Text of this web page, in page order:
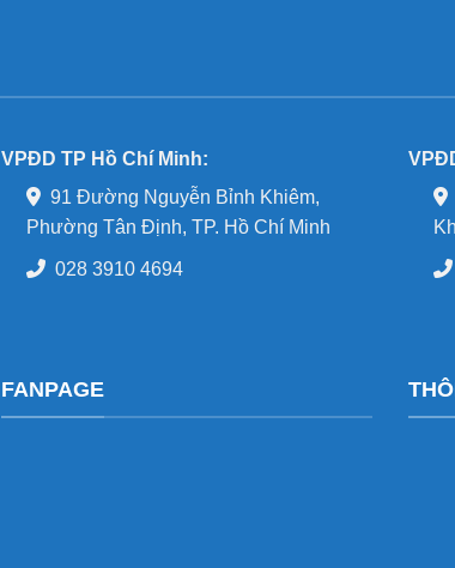
VPĐD TP Hồ Chí Minh:
91 Đường Nguyễn Bỉnh Khiêm,
Phường Tân Định, TP. Hồ Chí Minh
028 3910 4694
FANPAGE